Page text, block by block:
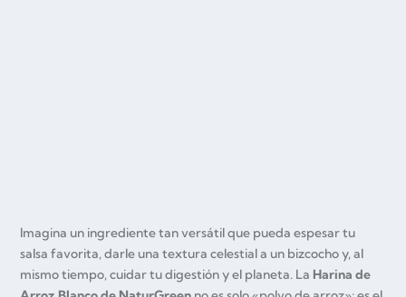
Imagina un ingrediente tan versátil que pueda espesar tu
salsa favorita, darle una textura celestial a un bizcocho y, al
mismo tiempo, cuidar tu digestión y el planeta. La Harina de